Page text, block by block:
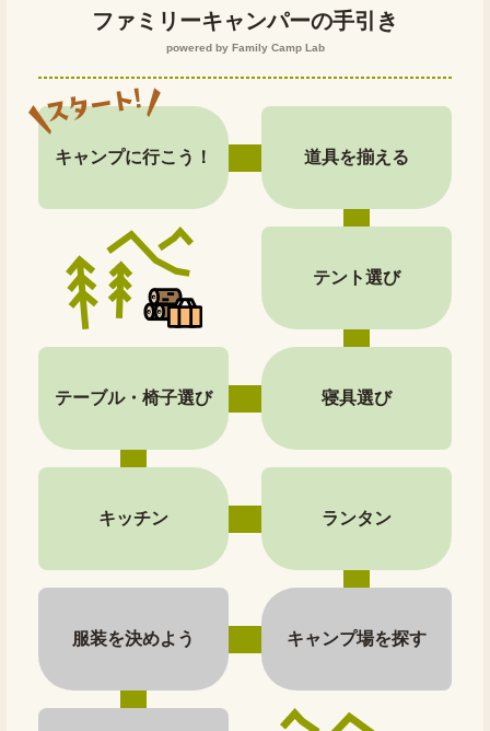
ファミリーキャンパーの手引き
powered by Family Camp Lab
キャンプに行こう！ 道具を揃える
テント選び
テーブル・椅子選び 寝具選び
キッチン ランタン
服装を決めよう キャンプ場を探す